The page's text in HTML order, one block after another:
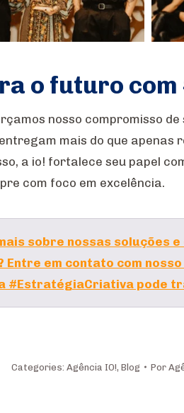
o futuro
nosso compromisso
mais do que apenas
a io! fortalece seu papel
com foco em excelência.
sobre nossas soluções
Entre em contato com
#EstratégiaCriativa pode
Categories: Agência IO!, Blog Por